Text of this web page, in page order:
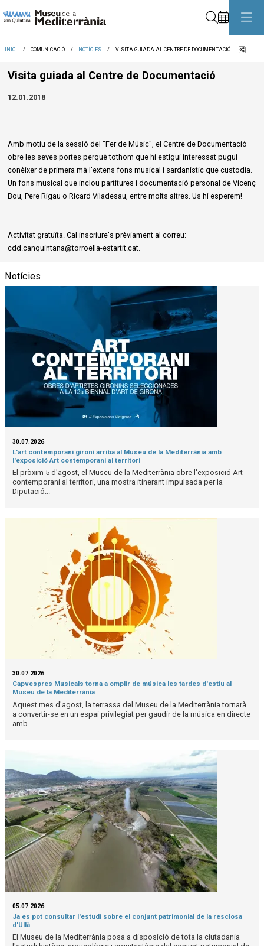
INICI COMUNICACIÓ NOTÍCIES VISITA GUIADA AL CENTRE DE DOCUMENTACIÓ
Visita guiada al Centre de Documentació
12.01.2018
Amb motiu de la sessió del "Fer de Músic", el Centre de Documentació
obre les seves portes perquè tothom que hi estigui interessat pugui
conèixer de primera mà l'extens fons musical i sardanístic que custodia.
Un fons musical que inclou partitures i documentació personal de Vicenç
Bou, Pere Rigau o Ricard Viladesau, entre molts altres. Us hi esperem!
Activitat gratuïta. Cal inscriure's prèviament al correu:
cdd.canquintana@torroella-estartit.cat.
Notícies
30.07.2026
L'art contemporani gironí arriba al Museu de la Mediterrània amb
l'exposició Art contemporani al territori
El pròxim 5 d'agost, el Museu de la Mediterrània obre l'exposició Art
contemporani al territori, una mostra itinerant impulsada per la
Diputació...
30.07.2026
Capvespres Musicals torna a omplir de música les tardes d'estiu al
Museu de la Mediterrània
Aquest mes d'agost, la terrassa del Museu de la Mediterrània tornarà
a convertir-se en un espai privilegiat per gaudir de la música en directe
amb...
05.07.2026
Ja es pot consultar l'estudi sobre el conjunt patrimonial de la resclosa
d'Ullà
El Museu de la Mediterrània posa a disposició de tota la ciutadania